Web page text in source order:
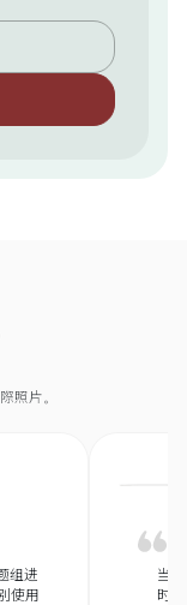
照片。
组进
使用
当
时